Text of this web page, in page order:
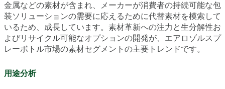
金属などの素材が含まれ、メーカーが消費者の持続可能な包
装ソリューションの需要に応えるために代替素材を模索して
いるため、成長しています。素材革新への注力と生分解性お
よびリサイクル可能なオプションの開発が、エアロゾルスプ
レーボトル市場の素材セグメントの主要トレンドです。
用途分析